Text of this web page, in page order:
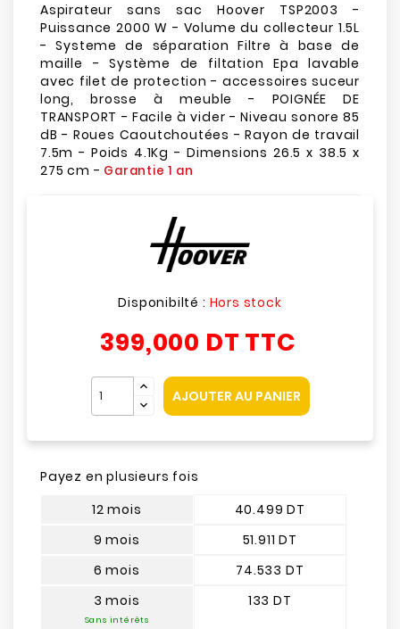
Aspirateur sans sac Hoover TSP2003 -
Puissance 2000 W - Volume du collecteur 1.5L
- Systeme de séparation Filtre à base de
maille - Système de filtation Epa lavable
avec filet de protection - accessoires suceur
long, brosse à meuble - POIGNÉE DE
TRANSPORT - Facile à vider - Niveau sonore 85
dB - Roues Caoutchoutées - Rayon de travail
7.5m - Poids 4.1Kg - Dimensions 26.5 x 38.5 x
275 cm - Garantie 1 an
Disponibilté : Hors stock
399,000 DT TTC
AJOUTER AU PANIER
Payez en plusieurs fois
12 mois
9 mois
6 mois
3 mois
Sans intérêts
40.499 DT
51.911 DT
74.533 DT
133 DT